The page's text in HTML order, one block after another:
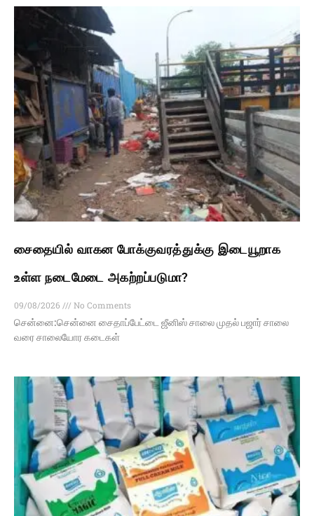
சைதையில் வாகன போக்குவரத்துக்கு இடையூறாக
உள்ள நடைமேடை அகற்றப்படுமா?
09/08/2026
No Comments
சென்னை:சென்னை சைதாப்பேட்டை ஜீனிஸ் சாலை முதல் பஜார் சாலை
வரை சாலையோர கடைகள்